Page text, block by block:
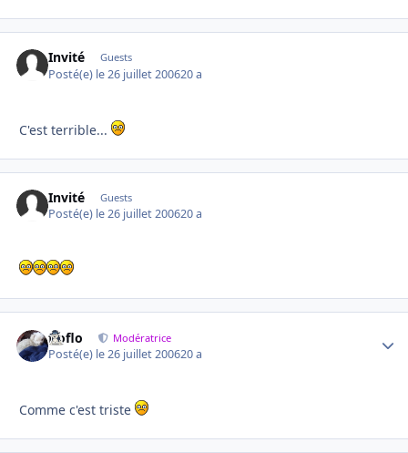
Invité Guests
Posté(e) le 26 juillet 200620 a
C'est terrible...
Invité Guests
Posté(e) le 26 juillet 200620 a
floflo Modératrice
Posté(e) le 26 juillet 200620 a
Comme c'est triste